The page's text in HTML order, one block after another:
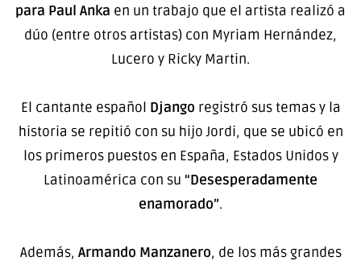
para Paul Anka en un trabajo que el artista realizó a
dúo (entre otros artistas) con Myriam Hernández,
Lucero y Ricky Martin.
El cantante español Django registró sus temas y la
historia se repitió con su hijo Jordi, que se ubicó en
los primeros puestos en España, Estados Unidos y
Latinoamérica con su “Desesperadamente
enamorado”.
Además, Armando Manzanero, de los más grandes